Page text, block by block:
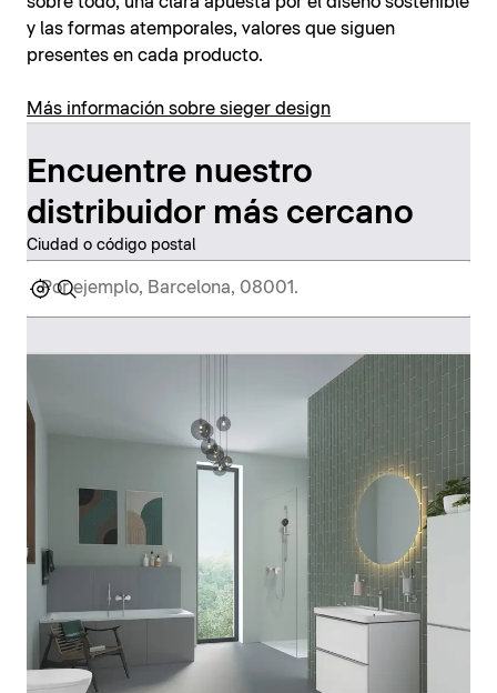
y las formas atemporales, valores que siguen
presentes en cada producto.
Más información sobre sieger design
Encuentre nuestro
distribuidor más cercano
Ciudad o código postal